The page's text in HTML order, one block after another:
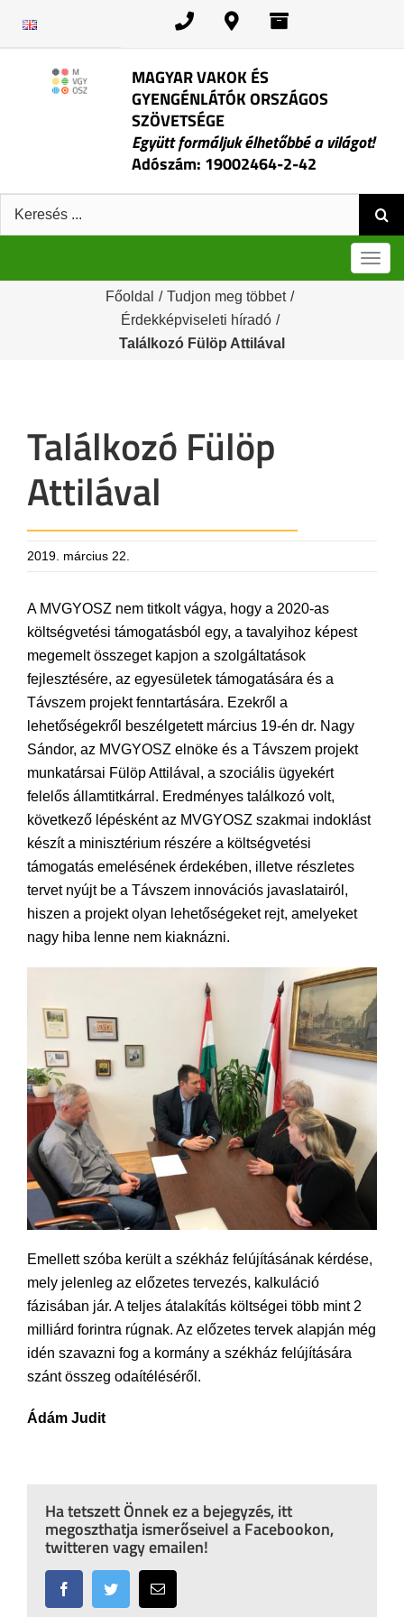
MAGYAR VAKOK ÉS
GYENGÉNLÁTÓK ORSZÁGOS
SZÖVETSÉGE
Együtt formáljuk élhetőbbé a világot!
Adószám: 19002464-2-42
Keresés:
Főoldal / Tudjon meg többet /
Érdekképviseleti híradó /
Találkozó Fülöp Attilával
Találkozó Fülöp
Attilával
2019. március 22.
A MVGYOSZ nem titkolt vágya, hogy a 2020-as
költségvetési támogatásból egy, a tavalyihoz képest
megemelt összeget kapjon a szolgáltatások
fejlesztésére, az egyesületek támogatására és a
Távszem projekt fenntartására. Ezekről a
lehetőségekről beszélgetett március 19-én dr. Nagy
Sándor, az MVGYOSZ elnöke és a Távszem projekt
munkatársai Fülöp Attilával, a szociális ügyekért
felelős államtitkárral. Eredményes találkozó volt,
következő lépésként az MVGYOSZ szakmai indoklást
készít a minisztérium részére a költségvetési
támogatás emelésének érdekében, illetve részletes
tervet nyújt be a Távszem innovációs javaslatairól,
hiszen a projekt olyan lehetőségeket rejt, amelyeket
nagy hiba lenne nem kiaknázni.
Emellett szóba került a székház felújításának kérdése,
mely jelenleg az előzetes tervezés, kalkuláció
fázisában jár. A teljes átalakítás költségei több mint 2
milliárd forintra rúgnak. Az előzetes tervek alapján még
idén szavazni fog a kormány a székház felújítására
szánt összeg odaítéléséről.
Ádám Judit
Ha tetszett Önnek ez a bejegyzés, itt
megoszthatja ismerőseivel a Facebookon,
twitteren vagy emailen!
FacebookTwitter Email: